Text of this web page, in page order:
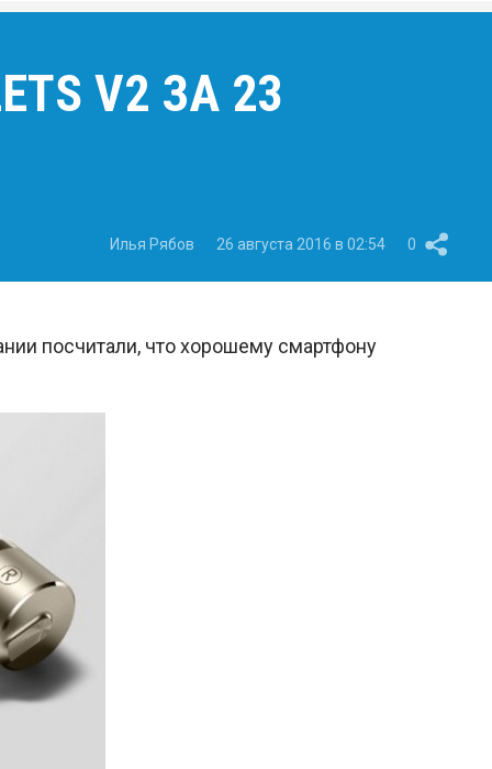
V2 ЗА 23
Илья Рябов 26 августа 2016 в 02:54 0
посчитали, что хорошему смартфону